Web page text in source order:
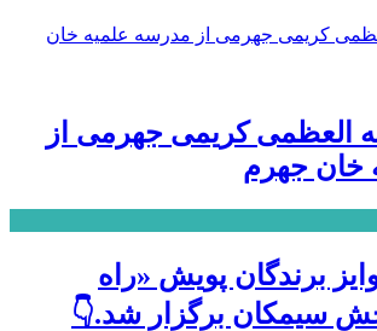
العظمی کریمی جهرمی از
خان جهرم
برندگان پویش «راه
سیمکان برگزار شد.👇